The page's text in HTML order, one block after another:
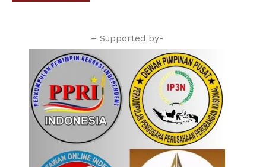
– Supported by-